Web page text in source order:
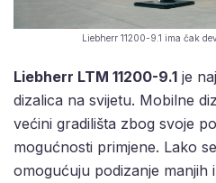
Liebherr 11200-9.1 ima čak
Liebherr LTM 11200-9.1 je
dizalica na svijetu. Mobilne
većini gradilišta zbog svoje
mogućnosti primjene. Lako
omogućuju podizanje manjih